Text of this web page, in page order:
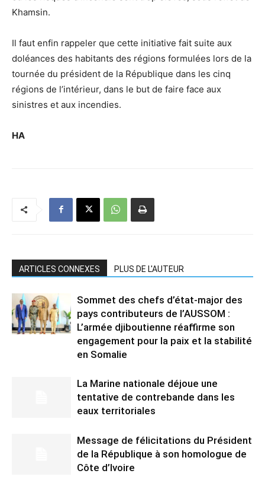
Khamsin.
Il faut enfin rappeler que cette initiative fait suite aux
doléances des habitants des régions formulées lors de la
tournée du président de la République dans les cinq
régions de l’intérieur, dans le but de faire face aux
sinistres et aux incendies.
HA
ARTICLES CONNEXES PLUS DE L'AUTEUR
Sommet des chefs d’état-major des
pays contributeurs de l’AUSSOM :
L’armée djiboutienne réaffirme son
engagement pour la paix et la stabilité
en Somalie
La Marine nationale déjoue une
tentative de contrebande dans les
eaux territoriales
Message de félicitations du Président
de la République à son homologue de
Côte d’Ivoire